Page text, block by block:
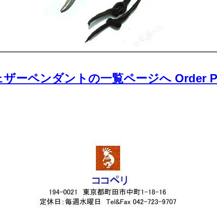
ザーペンダントの一覧ページへ Order